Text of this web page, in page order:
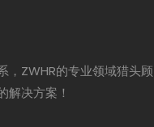
，ZWHR的专业领域猎头
解决方案！